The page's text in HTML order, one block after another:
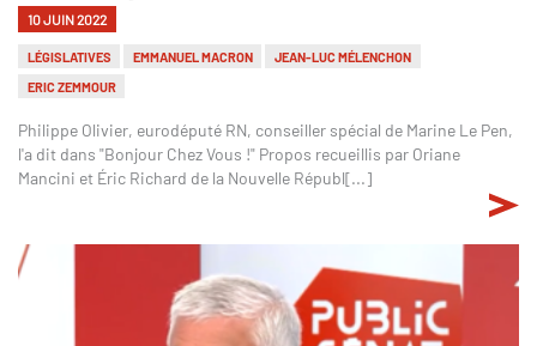
10 JUIN 2022
LÉGISLATIVES EMMANUEL MACRON
JEAN-LUC MÉLENCHON
ERIC ZEMMOUR
Philippe Olivier, eurodéputé RN, conseiller spécial de Marine Le Pen,
l'a dit dans "Bonjour Chez Vous !" Propos recueillis par Oriane
Mancini et Éric Richard de la Nouvelle Républ[...]